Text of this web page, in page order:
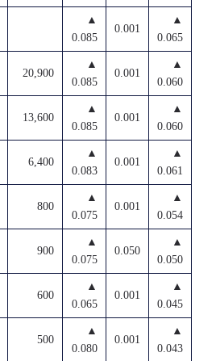
▲
0.085
0.001
▲
0.065
20,900
▲
0.085
0.001
▲
0.060
13,600
▲
0.085
0.001
▲
0.060
6,400
▲
0.083
0.001
▲
0.061
800
▲
0.075
0.001
▲
0.054
900
▲
0.075
0.050
▲
0.050
600
▲
0.065
0.001
▲
0.045
500
▲
0.080
0.001
▲
0.043